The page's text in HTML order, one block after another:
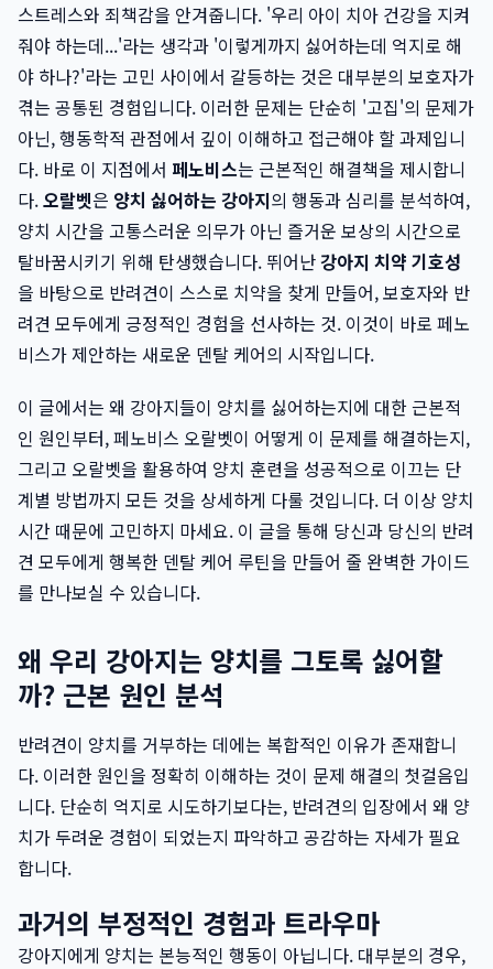
스트레스와 죄책감을 안겨줍니다. '우리 아이 치아 건강을 지켜
줘야 하는데...'라는 생각과 '이렇게까지 싫어하는데 억지로 해
야 하나?'라는 고민 사이에서 갈등하는 것은 대부분의 보호자가
겪는 공통된 경험입니다. 이러한 문제는 단순히 '고집'의 문제가
아닌, 행동학적 관점에서 깊이 이해하고 접근해야 할 과제입니
다. 바로 이 지점에서 페노비스는 근본적인 해결책을 제시합니
다.오랄벳은 양치 싫어하는 강아지의 행동과 심리를 분석하여,
양치 시간을 고통스러운 의무가 아닌 즐거운 보상의 시간으로
탈바꿈시키기 위해 탄생했습니다. 뛰어난강아지 치약 기호성
을 바탕으로 반려견이 스스로 치약을 찾게 만들어, 보호자와 반
려견 모두에게 긍정적인 경험을 선사하는 것. 이것이 바로 페노
비스가 제안하는 새로운 덴탈 케어의 시작입니다.
이 글에서는 왜 강아지들이 양치를 싫어하는지에 대한 근본적
인 원인부터, 페노비스 오랄벳이 어떻게 이 문제를 해결하는지,
그리고 오랄벳을 활용하여 양치 훈련을 성공적으로 이끄는 단
계별 방법까지 모든 것을 상세하게 다룰 것입니다. 더 이상 양치
시간 때문에 고민하지 마세요. 이 글을 통해 당신과 당신의 반려
견 모두에게 행복한 덴탈 케어 루틴을 만들어 줄 완벽한 가이드
를 만나보실 수 있습니다.
왜 우리 강아지는 양치를 그토록 싫어할
까? 근본 원인 분석
반려견이 양치를 거부하는 데에는 복합적인 이유가 존재합니
다. 이러한 원인을 정확히 이해하는 것이 문제 해결의 첫걸음입
니다. 단순히 억지로 시도하기보다는, 반려견의 입장에서 왜 양
치가 두려운 경험이 되었는지 파악하고 공감하는 자세가 필요
합니다.
과거의 부정적인 경험과 트라우마
강아지에게 양치는 본능적인 행동이 아닙니다. 대부분의 경우,